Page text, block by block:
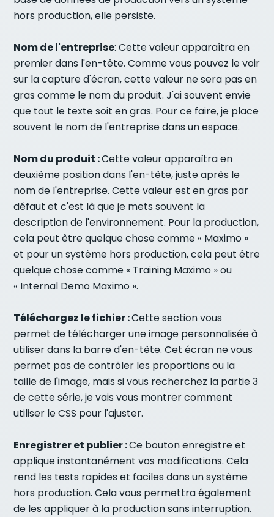
hors production, elle persiste.
Nom de l'entreprise: Cette valeur apparaîtra en
premier dans l'en-tête. Comme vous pouvez le voir
sur la capture d'écran, cette valeur ne sera pas en
gras comme le nom du produit. J'ai souvent envie
que tout le texte soit en gras. Pour ce faire, je place
souvent le nom de l'entreprise dans un espace.
Nom du produit :Cette valeur apparaîtra en
deuxième position dans l'en-tête, juste après le
nom de l'entreprise. Cette valeur est en gras par
défaut et c'est là que je mets souvent la
description de l'environnement. Pour la production,
cela peut être quelque chose comme « Maximo »
et pour un système hors production, cela peut être
quelque chose comme « Training Maximo » ou
« Internal Demo Maximo ».
Téléchargez le fichier :Cette section vous
permet de télécharger une image personnalisée à
utiliser dans la barre d'en-tête. Cet écran ne vous
permet pas de contrôler les proportions ou la
taille de l'image, mais si vous recherchez la partie 3
de cette série, je vais vous montrer comment
utiliser le CSS pour l'ajuster.
Enregistrer et publier :Ce bouton enregistre et
applique instantanément vos modifications. Cela
rend les tests rapides et faciles dans un système
hors production. Cela vous permettra également
de les appliquer à la production sans interruption.